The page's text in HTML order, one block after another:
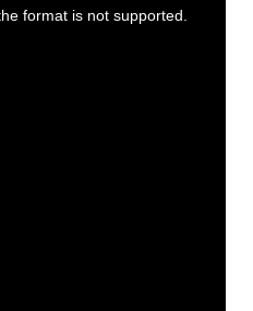
format is not supported.